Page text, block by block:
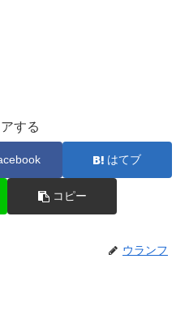
する
はてブ
コピー
ウランフ